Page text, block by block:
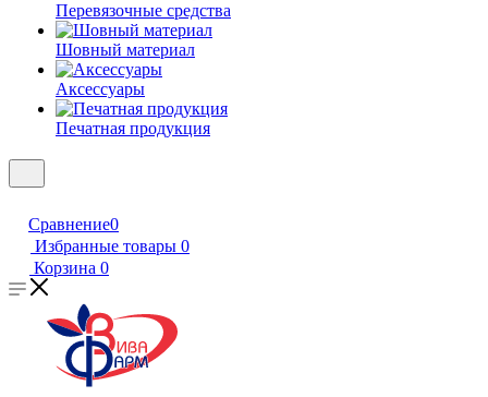
Перевязочные средства
Шовный материал
Аксессуары
Печатная продукция
Сравнение0
Избранные товары 0
Корзина 0